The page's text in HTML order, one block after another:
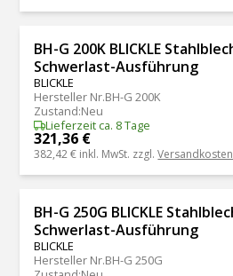
BH-G 200K BLICKLE
Schwerlast-Ausführung
BLICKLE
Hersteller Nr.BH-G 200K
Zustand:Neu
Lieferzeit ca. 8 Tage
321,36 €
382,42 € inkl. MwSt. zzgl.Versandkosten
BH-G 250G BLICKLE
Schwerlast-Ausführung
BLICKLE
Hersteller Nr.BH-G 250G